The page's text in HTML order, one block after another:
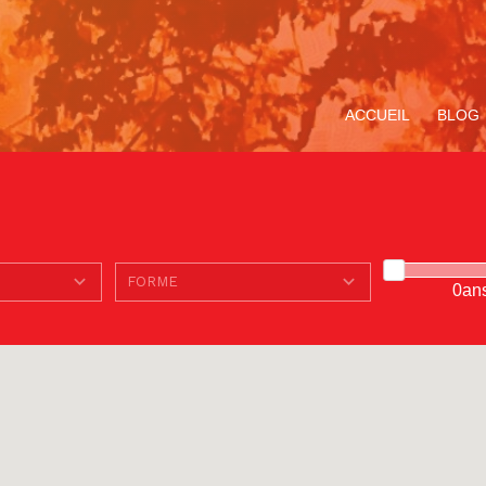
ACCUEIL BLOG
Avec Carlo Acutis. En
Miracle Eucharistique
Le Service de la
TOUS